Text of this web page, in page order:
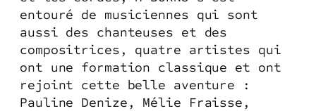
entouré de musiciennes qui sont
aussi des chanteuses et des
compositrices, quatre artistes qui
ont une formation classique et ont
rejoint cette belle aventure :
Pauline Denize, Mélie Fraisse,